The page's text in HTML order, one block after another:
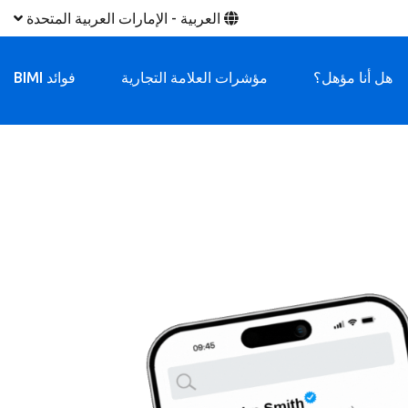
العربية - الإمارات العربية المتحدة
فوائد BIMI مؤشرات العلامة التجارية هل أنا مؤهل؟